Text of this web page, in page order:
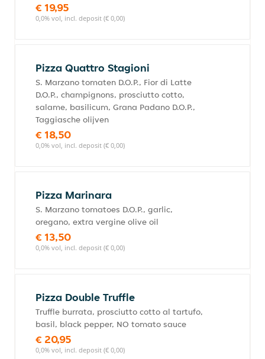
€ 19,95
0,0% vol, incl. deposit (€ 0,00)
Pizza Quattro Stagioni
S. Marzano tomaten D.O.P., Fior di Latte
D.O.P., champignons, prosciutto cotto,
salame, basilicum, Grana Padano D.O.P.,
Taggiasche olijven
€ 18,50
0,0% vol, incl. deposit (€ 0,00)
Pizza Marinara
S. Marzano tomatoes D.O.P., garlic,
oregano, extra vergine olive oil
€ 13,50
0,0% vol, incl. deposit (€ 0,00)
Pizza Double Truffle
Truffle burrata, prosciutto cotto al tartufo,
basil, black pepper, NO tomato sauce
€ 20,95
0,0% vol, incl. deposit (€ 0,00)